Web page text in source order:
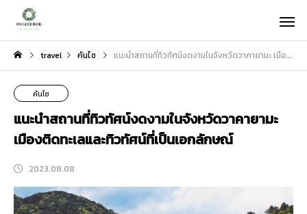
travel คันไซ แนะนำสถานที่ทิวทัศน์งดงามในจังหวัดวาคายามะ เมืองติดทะเลและทิวทัศน์ที่เป็นเอกลักษณ์
คันไซ
แนะนำสถานที่ทิวทัศน์งดงามในจังหวัดวาคายามะ
เมืองติดทะเลและทิวทัศน์ที่เป็นเอกลักษณ์
2023.08.08